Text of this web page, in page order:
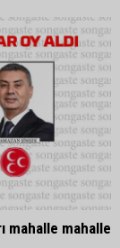
mahalle mahalle